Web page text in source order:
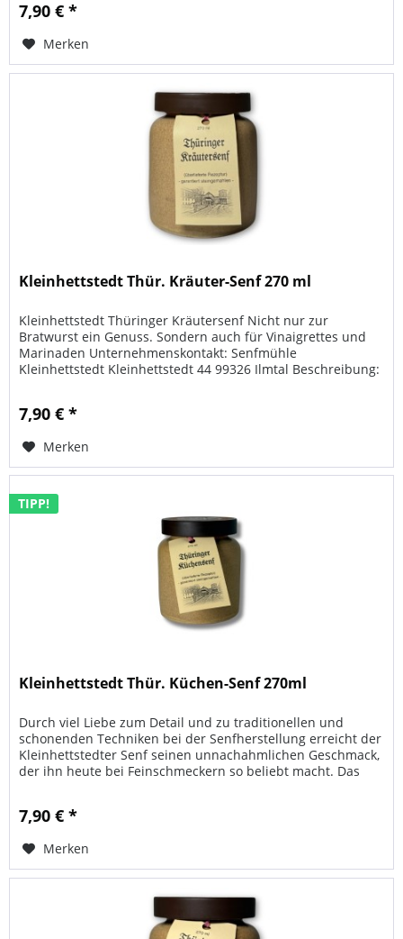
7,90 € *
Merken
Kleinhettstedt Thür. Kräuter-Senf 270 ml
Kleinhettstedt Thüringer Kräutersenf Nicht nur zur
Bratwurst ein Genuss. Sondern auch für Vinaigrettes und
Marinaden Unternehmenskontakt: Senfmühle
Kleinhettstedt Kleinhettstedt 44 99326 Ilmtal Beschreibung:
7,90 € *
Merken
TIPP!
Kleinhettstedt Thür. Küchen-Senf 270ml
Durch viel Liebe zum Detail und zu traditionellen und
schonenden Techniken bei der Senfherstellung erreicht der
Kleinhettstedter Senf seinen unnachahmlichen Geschmack,
der ihn heute bei Feinschmeckern so beliebt macht. Das
7,90 € *
Merken